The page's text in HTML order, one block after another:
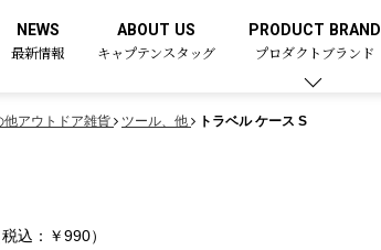
NEWS
最新情報
ABOUT US
キャプテンスタッグ
PRODUCT BRAND
プロダクトブランド
他アウトドア雑貨 ツール、他 トラベル ケース S
税込：￥990）